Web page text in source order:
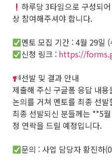
하루당 3타임으로 구성되
상 참여해주셔야 합니다.
멘토 모집 기간 : 4월 29일
신청 링크 : https://
선발 및 결과 안내
제출해 주신 구글폼 응답 내
논의를 거쳐 멘토를 최종 선
최종 선발되신 분들께는 **5
정 연락을 드릴 예정입니다.
문의 : 사업 담당자 황진하